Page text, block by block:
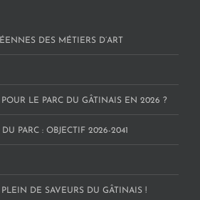
DES MÉTIERS D’ART
LE PARC DU GÂTINAIS EN 2026 ?
PARC : OBJECTIF 2026-2041
DE SAVEURS DU GÂTINAIS !